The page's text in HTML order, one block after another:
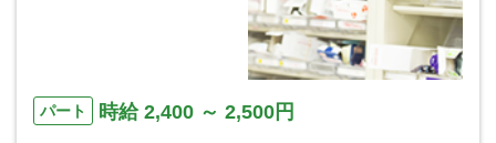
パート 時給 2,400 ～ 2,500円